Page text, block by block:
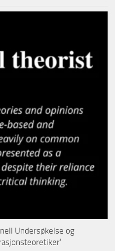
Undersøkelse og